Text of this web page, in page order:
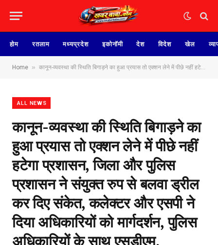
होम रतलाम मध्यप्रदेश इकोनॉमी देश विदेश खेल
Home » कानून-व्यवस्था की स्थिति बिगाड़ने का हुआ प्रयास तो एक्शन लेने में पीछे नहीं हटेगा प्रशासन, जिला और पुलिस प्रशासन ने संयुक्त रुप से बलवा ड्रील कर दिए संकेत, कलेक्टर और एसपी ने दिया अधिकारियों को मार्गदर्शन, पुलिस अधिकारियों के साथ एसडीएम, तहसीलदार भी हुए बलवा परेड में शामिल।
ALL NEWS
कानून-व्यवस्था की स्थिति बिगाड़ने का
हुआ प्रयास तो एक्शन लेने में पीछे नहीं
हटेगा प्रशासन, जिला और पुलिस
प्रशासन ने संयुक्त रुप से बलवा ड्रील
कर दिए संकेत, कलेक्टर और एसपी ने
दिया अधिकारियों को मार्गदर्शन, पुलिस
अधिकारियों के साथ एसडीएम,